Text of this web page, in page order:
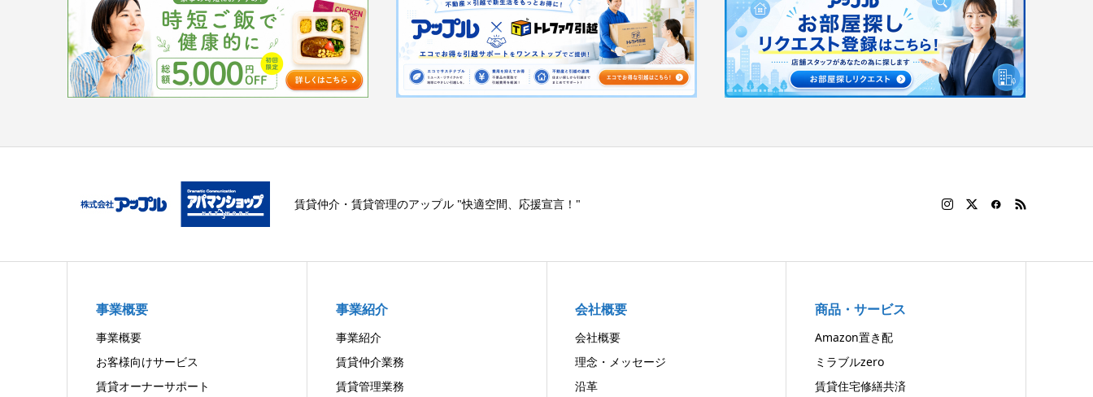
賃貸仲介・賃貸管理のアップル "快適空間、応援宣言！"
事業概要
事業概要
お客様向けサービス
賃貸オーナーサポート
事業紹介
事業紹介
賃貸仲介業務
賃貸管理業務
会社概要
会社概要
理念・メッセージ
沿革
商品・サービス
Amazon置き配
ミラブルzero
賃貸住宅修繕共済